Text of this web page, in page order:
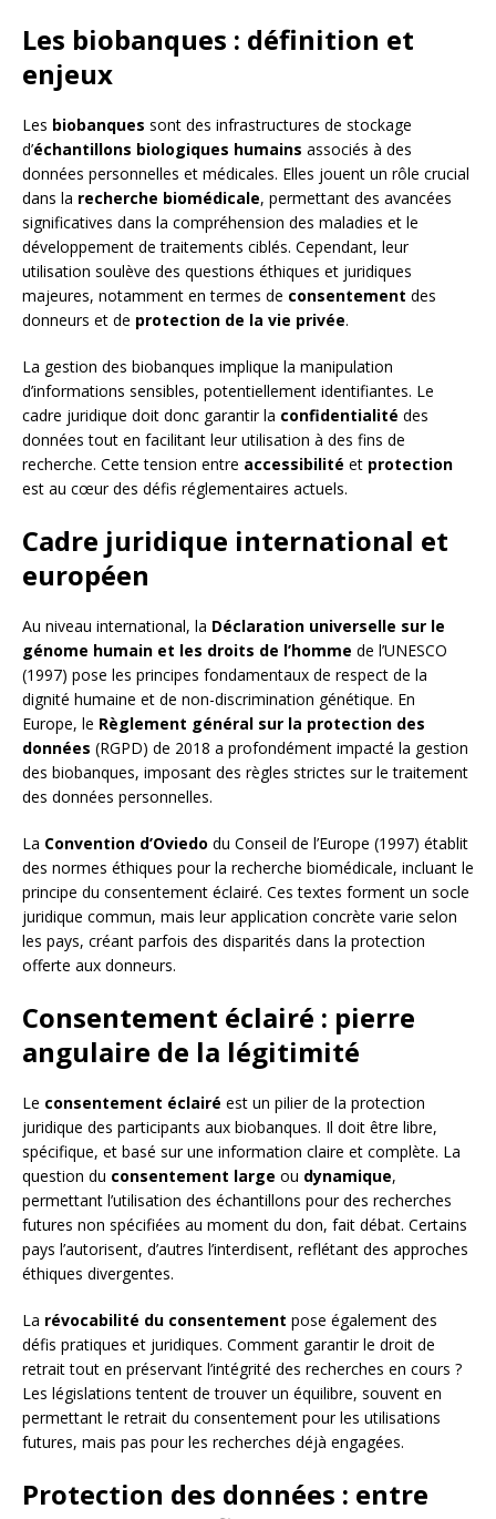
Les biobanques : définition et
enjeux
Les biobanques sont des infrastructures de stockage
d’échantillons biologiques humains associés à des
données personnelles et médicales. Elles jouent un rôle crucial
dans la recherche biomédicale, permettant des avancées
significatives dans la compréhension des maladies et le
développement de traitements ciblés. Cependant, leur
utilisation soulève des questions éthiques et juridiques
majeures, notamment en termes de consentement des
donneurs et de protection de la vie privée.
La gestion des biobanques implique la manipulation
d’informations sensibles, potentiellement identifiantes. Le
cadre juridique doit donc garantir la confidentialité des
données tout en facilitant leur utilisation à des fins de
recherche. Cette tension entre accessibilité et protection
est au cœur des défis réglementaires actuels.
Cadre juridique international et
européen
Au niveau international, la Déclaration universelle sur le
génome humain et les droits de l’homme de l’UNESCO
(1997) pose les principes fondamentaux de respect de la
dignité humaine et de non-discrimination génétique. En
Europe, le Règlement général sur la protection des
données (RGPD) de 2018 a profondément impacté la gestion
des biobanques, imposant des règles strictes sur le traitement
des données personnelles.
La Convention d’Oviedo du Conseil de l’Europe (1997) établit
des normes éthiques pour la recherche biomédicale, incluant le
principe du consentement éclairé. Ces textes forment un socle
juridique commun, mais leur application concrète varie selon
les pays, créant parfois des disparités dans la protection
offerte aux donneurs.
Consentement éclairé : pierre
angulaire de la légitimité
Le consentement éclairé est un pilier de la protection
juridique des participants aux biobanques. Il doit être libre,
spécifique, et basé sur une information claire et complète. La
question du consentement large ou dynamique,
permettant l’utilisation des échantillons pour des recherches
futures non spécifiées au moment du don, fait débat. Certains
pays l’autorisent, d’autres l’interdisent, reflétant des approches
éthiques divergentes.
La révocabilité du consentement pose également des
défis pratiques et juridiques. Comment garantir le droit de
retrait tout en préservant l’intégrité des recherches en cours ?
Les législations tentent de trouver un équilibre, souvent en
permettant le retrait du consentement pour les utilisations
futures, mais pas pour les recherches déjà engagées.
Protection des données : entre